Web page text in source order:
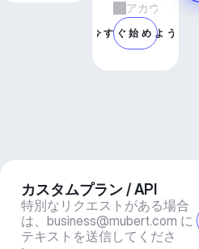
アカウントマ
今すぐ始めよう
カスタムプラン / API
特別なリクエストがある場合
は、 business@mubert.com に
テキストを送信してくださ